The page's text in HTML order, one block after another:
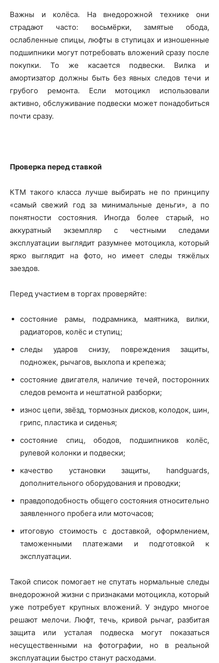
Важны и колёса. На внедорожной технике они
страдают часто: восьмёрки, замятые обода,
ослабленные спицы, люфты в ступицах и изношенные
подшипники могут потребовать вложений сразу после
покупки. То же касается подвески. Вилка и
амортизатор должны быть без явных следов течи и
грубого ремонта. Если мотоцикл использовали
активно, обслуживание подвески может понадобиться
почти сразу.
Проверка перед ставкой
КТМ такого класса лучше выбирать не по принципу
«самый свежий год за минимальные деньги», а по
понятности состояния. Иногда более старый, но
аккуратный экземпляр с честными следами
эксплуатации выглядит разумнее мотоцикла, который
ярко выглядит на фото, но имеет следы тяжёлых
заездов.
Перед участием в торгах проверяйте:
состояние рамы, подрамника, маятника, вилки,
радиаторов, колёс и ступиц;
следы ударов снизу, повреждения защиты,
подножек, рычагов, выхлопа и крепежа;
состояние двигателя, наличие течей, посторонних
следов ремонта и нештатной разборки;
износ цепи, звёзд, тормозных дисков, колодок, шин,
грипс, пластика и сиденья;
состояние спиц, ободов, подшипников колёс,
рулевой колонки и подвески;
качество установки защиты, handguards,
дополнительного оборудования и проводки;
правдоподобность общего состояния относительно
заявленного пробега или моточасов;
итоговую стоимость с доставкой, оформлением,
таможенными платежами и подготовкой к
эксплуатации.
Такой список помогает не спутать нормальные следы
внедорожной жизни с признаками мотоцикла, который
уже потребует крупных вложений. У эндуро многое
решают мелочи. Люфт, течь, кривой рычаг, разбитая
защита или усталая подвеска могут показаться
несущественными на фотографии, но в реальной
эксплуатации быстро станут расходами.